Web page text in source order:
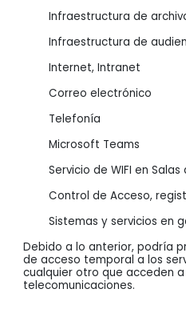
Infraestructura de
Infraestructura de
Internet, Intranet
Correo electrónico
Telefonía
Microsoft Teams
Servicio de WIFI en Salas
Control de Acceso,
Sistemas y servicios en
Debido a lo anterior, podría
de acceso temporal a los
cualquier otro que acceden
telecomunicaciones.